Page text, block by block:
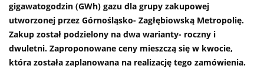
gigawatogodzin (GWh) gazu dla grupy zakupowej
utworzonej przez Górnośląsko- Zagłębiowską Metropolię.
Zakup został podzielony na dwa warianty- roczny i
dwuletni. Zaproponowane ceny mieszczą się w kwocie,
która została zaplanowana na realizację tego zamówienia.